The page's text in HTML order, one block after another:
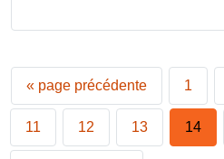
« page précédente 1
11 12 13 14